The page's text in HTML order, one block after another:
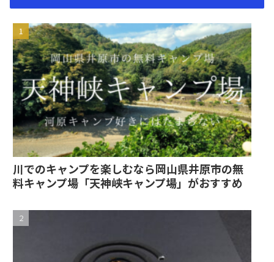
川でのキャンプを楽しむなら岡山県井原市の無
料キャンプ場「天神峡キャンプ場」がおすすめ